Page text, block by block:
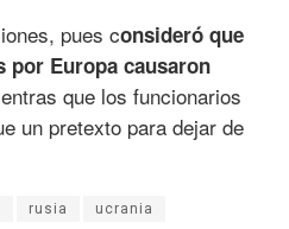
pues consideró que
por Europa causaron
que los funcionarios
un pretexto para dejar de
rusia ucrania